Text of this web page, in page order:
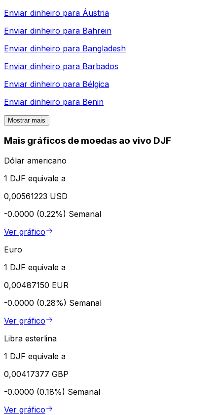
Enviar dinheiro para Áustria
Enviar dinheiro para Bahrein
Enviar dinheiro para Bangladesh
Enviar dinheiro para Barbados
Enviar dinheiro para Bélgica
Enviar dinheiro para Benin
Mostrar mais
Mais gráficos de moedas ao vivo DJF
Dólar americano
1 DJF equivale a
0,00561223 USD
-0.0000 (0.22%) Semanal
Ver gráfico
Euro
1 DJF equivale a
0,00487150 EUR
-0.0000 (0.28%) Semanal
Ver gráfico
Libra esterlina
1 DJF equivale a
0,00417377 GBP
-0.0000 (0.18%) Semanal
Ver gráfico